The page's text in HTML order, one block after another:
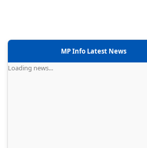
MP Info Latest News
Loading news...